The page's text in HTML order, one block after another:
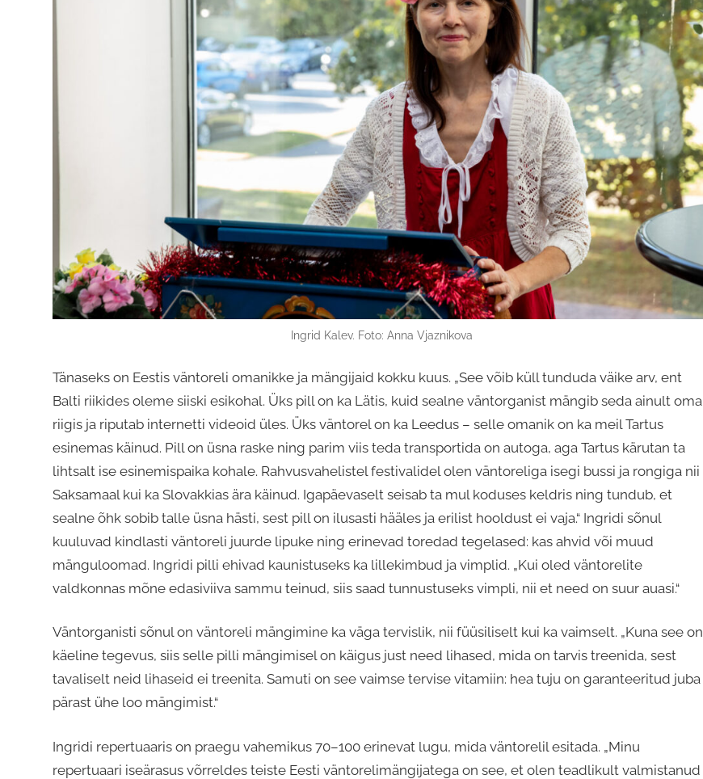
Ingrid Kalev. Foto: Anna Vjaznikova
Tänaseks on Eestis väntoreli omanikke ja mängijaid kokku kuus. „See võib küll tunduda väike arv, ent
Balti riikides oleme siiski esikohal. Üks pill on ka Lätis, kuid sealne väntorganist mängib seda ainult oma
riigis ja riputab internetti videoid üles. Üks väntorel on ka Leedus – selle omanik on ka meil Tartus
esinemas käinud. Pill on üsna raske ning parim viis teda transportida on autoga, aga Tartus kärutan ta
lihtsalt ise esinemispaika kohale. Rahvusvahelistel festivalidel olen väntoreliga isegi bussi ja rongiga nii
Saksamaal kui ka Slovakkias ära käinud. Igapäevaselt seisab ta mul koduses keldris ning tundub, et
sealne õhk sobib talle üsna hästi, sest pill on ilusasti hääles ja erilist hooldust ei vaja.“ Ingridi sõnul
kuuluvad kindlasti väntoreli juurde lipuke ning erinevad toredad tegelased: kas ahvid või muud
mänguloomad. Ingridi pilli ehivad kaunistuseks ka lillekimbud ja vimplid. „Kui oled väntorelite
valdkonnas mõne edasiviiva sammu teinud, siis saad tunnustuseks vimpli, nii et need on suur auasi.“
Väntorganisti sõnul on väntoreli mängimine ka väga tervislik, nii füüsiliselt kui ka vaimselt. „Kuna see on
käeline tegevus, siis selle pilli mängimisel on käigus just need lihased, mida on tarvis treenida, sest
tavaliselt neid lihaseid ei treenita. Samuti on see vaimse tervise vitamiin: hea tuju on garanteeritud juba
pärast ühe loo mängimist.“
Ingridi repertuaaris on praegu vahemikus 70–100 erinevat lugu, mida väntorelil esitada. „Minu
repertuaari iseärasus võrreldes teiste Eesti väntorelimängijatega on see, et olen teadlikult valmistanud